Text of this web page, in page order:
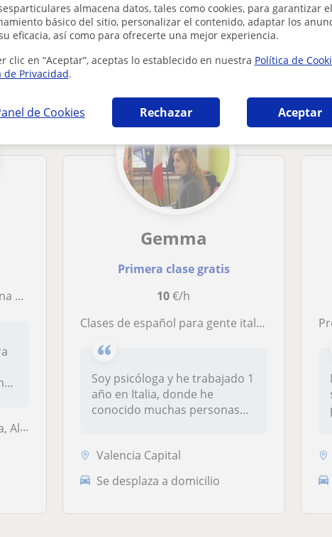
almacena datos, tales como cookies, para garantizar el
básico del sitio, personalizar el contenido, adaptar los
eficacia, así como para ofrecerte una mejor experiencia.
clic en “Aceptar”, aceptas lo establecido en nuestra Política de
de Privacidad.
de Cookies Rechazar Aceptar
Castellana y Literatura en Valencia que
Gemma
Primera clase gratis
10€/h
Clases de español para gente italiana con actividades dinámicas
Soy psicóloga y he trabajado 1
año en Italia, donde he
conocido muchas personas
Valencia Capital
Se desplaza a domicilio